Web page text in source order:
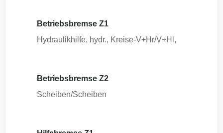
Betriebsbremse Z1
Hydraulikhilfe, hydr., Kreise-V+Hr/V+Hl,
Betriebsbremse Z2
Scheiben/Scheiben